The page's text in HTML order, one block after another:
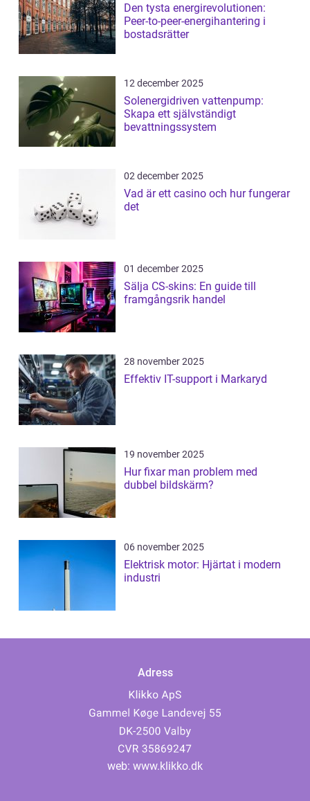
Den tysta energirevolutionen:
Peer-to-peer-energihantering i
bostadsrätter
12 december 2025
Solenergidriven vattenpump:
Skapa ett självständigt
bevattningssystem
02 december 2025
Vad är ett casino och hur fungerar
det
01 december 2025
Sälja CS-skins: En guide till
framgångsrik handel
28 november 2025
Effektiv IT-support i Markaryd
19 november 2025
Hur fixar man problem med
dubbel bildskärm?
06 november 2025
Elektrisk motor: Hjärtat i modern
industri
Adress
web: www.klikko.dk